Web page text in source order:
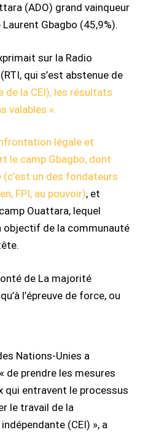
(ADO) grand vainqueur
Gbagbo (45,9%).
sur la Radio
qui s’est abstenue de
de la CEI), les résultats
valables ».
légale et
le camp Gbagbo, dont
(c’est un des fondateurs
FPI, au pouvoir), et
Ouattara, lequel
objectif de la communauté
de La majorité
l’épreuve de force, ou
Nations-Unies a
de prendre les mesures
qui entravent le processus
le travail de la
(CEI) », a